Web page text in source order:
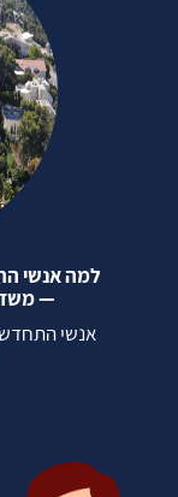
למה אנשי
—
אנשי